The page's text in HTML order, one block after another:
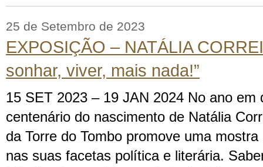
25 de Setembro de 2023
EXPOSIÇÃO – NATÁLIA
sonhar, viver, mais nada!”
15 SET 2023 – 19 JAN 2024 No ano em
centenário do nascimento de Natália
da Torre do Tombo promove uma
nas suas facetas política e literária.